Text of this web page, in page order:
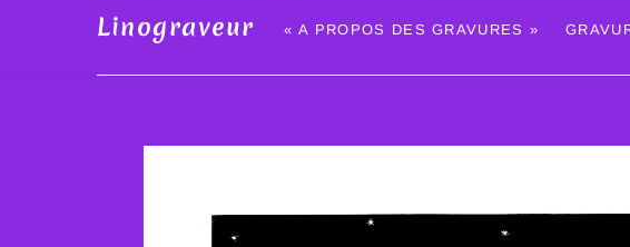
Linograveur « A PROPOS DES GRAVURES »